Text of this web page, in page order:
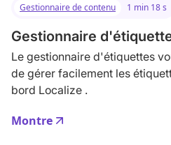
Gestionnaire de contenu 1 min 18 s
Gestionnaire
Le gestionnaire d'étiquettes
de gérer facilement les
bord Localize .
Montre